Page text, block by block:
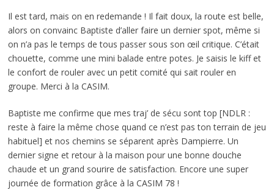
Il est tard, mais on en redemande ! Il fait doux, la route est belle,
alors on convainc Baptiste d’aller faire un dernier spot, même si
on n’a pas le temps de tous passer sous son œil critique. C’était
chouette, comme une mini balade entre potes. Je saisis le kiff et
le confort de rouler avec un petit comité qui sait rouler en
groupe. Merci à la CASIM.
Baptiste me confirme que mes traj’ de sécu sont top [NDLR :
reste à faire la même chose quand ce n’est pas ton terrain de jeu
habituel] et nos chemins se séparent après Dampierre. Un
dernier signe et retour à la maison pour une bonne douche
chaude et un grand sourire de satisfaction. Encore une super
journée de formation grâce à la CASIM 78 !